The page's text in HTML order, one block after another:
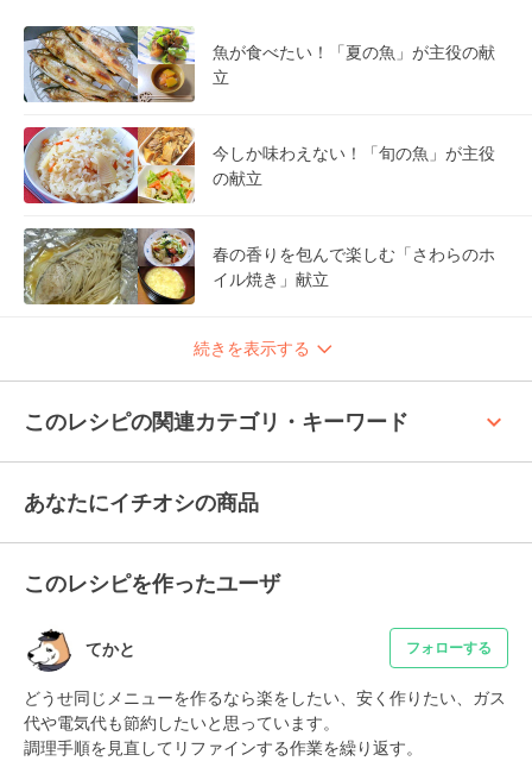
魚が食べたい！「夏の魚」が主役の献
立
今しか味わえない！「旬の魚」が主役
の献立
春の香りを包んで楽しむ「さわらのホ
イル焼き」献立
続きを表示する
このレシピの関連カテゴリ・キーワード keyboard_arrow_up
あなたにイチオシの商品
このレシピを作ったユーザ
てかと フォローする
どうせ同じメニューを作るなら楽をしたい、安く作りたい、ガス
代や電気代も節約したいと思っています。
調理手順を見直してリファインする作業を繰り返す。